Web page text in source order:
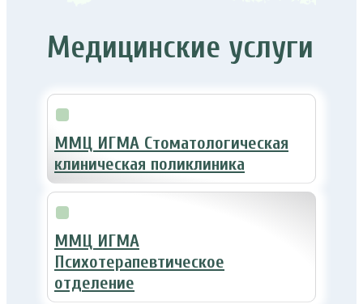
Медицинские услуги
ММЦ ИГМА Стоматологическая
клиническая поликлиника
ММЦ ИГМА
Психотерапевтическое
отделение